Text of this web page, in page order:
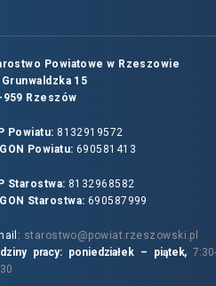
Powiatowe w Rzeszowie
15
959 Rzeszów
Powiatu: 8132919572
Powiatu: 690581413
Starostwa: 8132968582
Starostwa: 690587999
starostwo@powiat.rzeszowski.pl
pracy: poniedziałek – piątek,7:30-